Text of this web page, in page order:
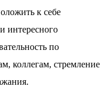
к себе
интересного
по
коллегам, стремление